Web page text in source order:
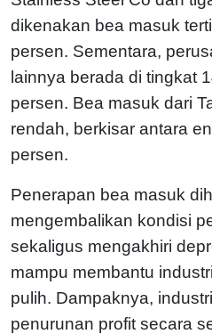
dikenakan bea masuk
persen. Sementara,
lainnya berada di tingkat
persen. Bea masuk dari
rendah, berkisar antara
persen.
Penerapan bea masuk
mengembalikan kondisi
sekaligus mengakhiri
mampu membantu
pulih. Dampaknya,
penurunan profit secara